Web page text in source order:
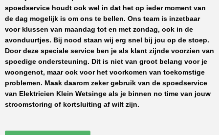
spoedservice houdt ook wel in dat het op ieder moment van
de dag mogelijk is om ons te bellen. Ons team is inzetbaar
voor klussen van maandag tot en met zondag, ook in de
avonduurtjes. Bij nood staan wij erg snel bij jou op de stoep.
Door deze speciale service ben je als klant zijnde voorzien van
spoedige ondersteuning. Dit is niet van groot belang voor je
woongenot, maar ook voor het voorkomen van toekomstige
problemen. Maak daarom zeker gebruik van de spoedservice
van Elektricien Klein Wetsinge als je binnen no time van jouw
stroomstoring of kortsluiting af wilt zijn.